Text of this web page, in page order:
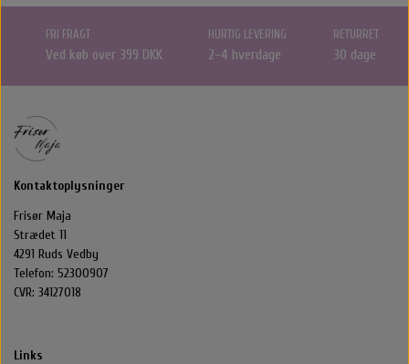
FRI FRAGT
Ved køb over 399 DKK
HURTIG LEVERING
2-4 hverdage
RETURRET
30 dage
Kontaktoplysninger
Frisør Maja
Strædet 11
4291 Ruds Vedby
Telefon: 52300907
CVR: 34127018
Links